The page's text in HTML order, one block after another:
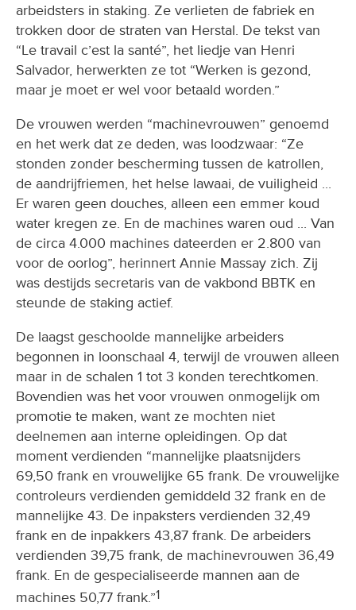
arbeidsters in staking. Ze verlieten de fabriek en
trokken door de straten van Herstal. De tekst van
“Le travail c’est la santé”, het liedje van Henri
Salvador, herwerkten ze tot “Werken is gezond,
maar je moet er wel voor betaald worden.”
De vrouwen werden “machinevrouwen” genoemd
en het werk dat ze deden, was loodzwaar: “Ze
stonden zonder bescherming tussen de katrollen,
de aandrijfriemen, het helse lawaai, de vuiligheid ...
Er waren geen douches, alleen een emmer koud
water kregen ze. En de machines waren oud ... Van
de circa 4.000 machines dateerden er 2.800 van
voor de oorlog”, herinnert Annie Massay zich. Zij
was destijds secretaris van de vakbond BBTK en
steunde de staking actief.
De laagst geschoolde mannelijke arbeiders
begonnen in loonschaal 4, terwijl de vrouwen alleen
maar in de schalen 1 tot 3 konden terechtkomen.
Bovendien was het voor vrouwen onmogelijk om
promotie te maken, want ze mochten niet
deelnemen aan interne opleidingen. Op dat
moment verdienden “mannelijke plaatsnijders
69,50 frank en vrouwelijke 65 frank. De vrouwelijke
controleurs verdienden gemiddeld 32 frank en de
mannelijke 43. De inpaksters verdienden 32,49
frank en de inpakkers 43,87 frank. De arbeiders
verdienden 39,75 frank, de machinevrouwen 36,49
frank. En de gespecialiseerde mannen aan de
machines 50,77 frank.”1